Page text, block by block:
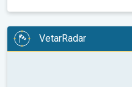
VetarRadar